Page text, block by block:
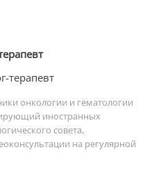
онкологии и гематологии
иностранных
совета,
на регулярной